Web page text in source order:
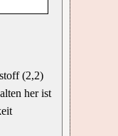
(2,2)
her ist